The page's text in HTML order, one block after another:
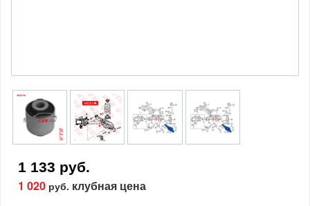
1 133 руб.
1 020 руб. клубная цена